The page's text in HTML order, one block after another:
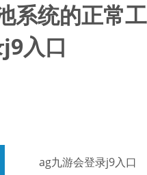
系统的正常工
入口
ag九游会登录j9入口